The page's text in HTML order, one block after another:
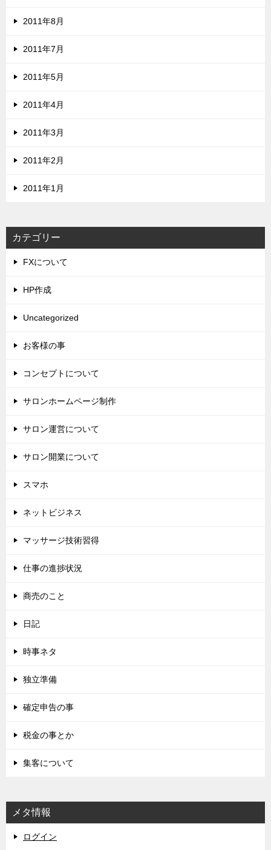
2011年8月
2011年7月
2011年5月
2011年4月
2011年3月
2011年2月
2011年1月
カテゴリー
FXについて
HP作成
Uncategorized
お客様の事
コンセプトについて
サロンホームページ制作
サロン運営について
サロン開業について
スマホ
ネットビジネス
マッサージ技術習得
仕事の進捗状況
商売のこと
日記
時事ネタ
独立準備
確定申告の事
税金の事とか
集客について
メタ情報
ログイン